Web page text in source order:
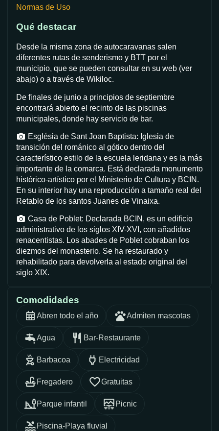
Normas de Uso
Qué destacar
Desde la misma zona de autocaravanas salen
diferentes rutas de senderismo y BTT por el
municipio, que se pueden consultar en su web (ver
abajo) o a través de Wikiloc.
De finales de junio a principios de septiembre
encontrará abierto el recinto de las piscinas
municipales, donde hay servicio de bar.
Església de Sant Joan Baptista: Iglesia de
transición del románico al gótico dentro del
característico estilo de la escuela leridana y es la más
importante de la comarca. Está declarada monumento
histórico-artístico por el Ministerio de Cultura y BCIN.
En su interior hay una reproducción a tamaño real del
Retablo de los santos Juanes de Vinaixa.
Casa de Poblet: Declarada BCIN, es un edificio
administrativo de los siglos XIV-XVI, con añadidos
renacentistas. Los abades de Poblet cobraban los
diezmos del monasterio. Se ha restaurado y
rehabilitado para devolverla al estado original del
siglo XIX.
Comodidades
Abren todo el año Admiten mascotas
Agua Bar-Restaurante
Barbacoa Electricidad
Fregadero Gratuitas
Parque infantil Picnic
Piscina-Playa fluvial